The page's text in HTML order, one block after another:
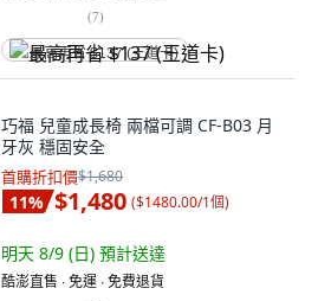
(7)
最高再省 $137 (王道卡)
巧福 兒童成長椅 兩檔可調 CF-B03 月
牙灰 穩固安全
首購折扣價$1,680
11% $1,480 ($1480.00/1個)
明天 8/9 (日) 預計送達
酷澎直售 ∙ 免運 ∙ 免費退貨